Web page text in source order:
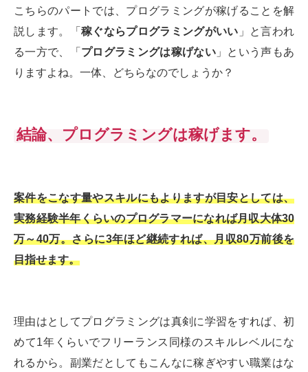
こちらのパートでは、プログラミングが稼げることを解
説します。「 稼ぐならプログラミングがいい 」と言われ
る一方で、「 プログラミングは稼げない 」という声もあ
りますよね。一体、どちらなのでしょうか？
結論、プログラミングは稼げます。
案件をこなす量やスキルにもよりますが目安としては、
実務経験半年くらいのプログラマーになれば月収大体30
万～40万。さらに3年ほど継続すれば、月収80万前後を
目指せます。
理由はとしてプログラミングは真剣に学習をすれば、初
めて1年くらいでフリーランス同様のスキルレベルにな
れるから。副業だとしてもこんなに稼ぎやすい職業はな